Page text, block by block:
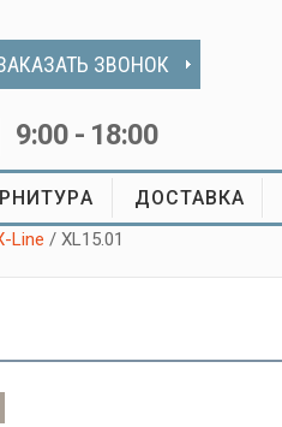
ЗВОНОК
9:00 - 18:00
ДОСТАВКА
Line / XL15.01